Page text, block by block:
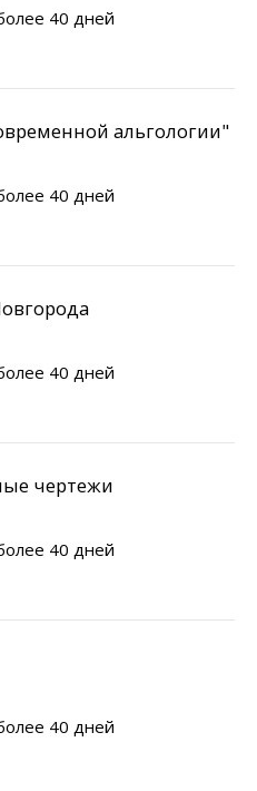
40 дней
альгологии"
40 дней
40 дней
чертежи
40 дней
40 дней